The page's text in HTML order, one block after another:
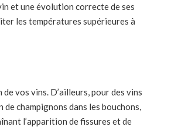
et une évolution correcte de ses
les températures supérieures à
vos vins. D’ailleurs, pour des vins
de champignons dans les bouchons,
l’apparition de fissures et de